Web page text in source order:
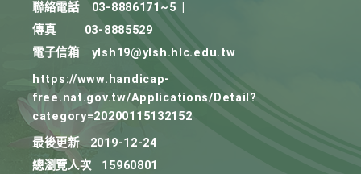
聯絡電話
03-8886171~5
傳真
03-8885529
電子信箱
ylsh19@ylsh.hlc.edu.tw
https://www.handicap-
free.nat.gov.tw/Applications/Detail?
category=20200115132152
最後更新
2019-12-24
總瀏覽人次
15960801